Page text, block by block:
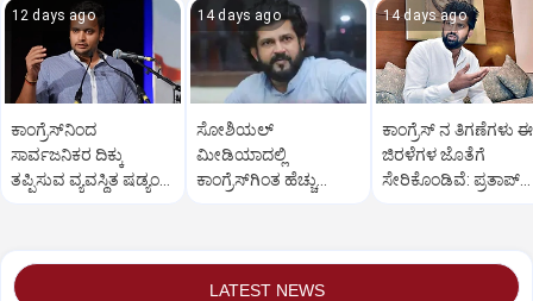
12 days ago
ಕಾಂಗ್ರೆಸ್‌ನಿಂದ
ಸಾರ್ವಜನಿಕರ ದಿಕ್ಕು
ತಪ್ಪಿಸುವ ವ್ಯವಸ್ಥಿತ ಷಡ್ಯಂತ್ರ:
14 days ago
ಸೋಶಿಯಲ್‌
ಮೀಡಿಯಾದಲ್ಲಿ
ಕಾಂಗ್ರೆಸ್‌ಗಿಂತ ಹೆಚ್ಚು
14 days ago
ಕಾಂಗ್ರೆಸ್ ನ ತಿಗಣೆಗಳು
ಜಿರಳೆಗಳ ಜೊತೆಗೆ
ಸೇರಿಕೊಂಡಿವೆ: ಪ್ರತಾಪ್
LATEST NEWS